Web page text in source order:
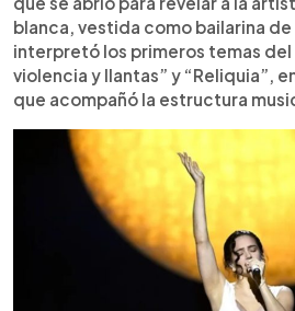
transformó el ambiente en
escénicos. El concierto cerró
y una interpretación final en
inicio de su nueva gira.
blanca, vestida como bailarina
interpretó los primeros temas
violencia y llantas” y “Reliquia”,
que acompañó la estructura